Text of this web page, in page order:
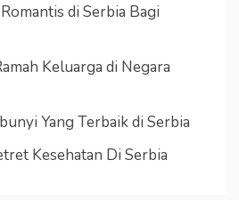
di Serbia Bagi
Keluarga di Negara
Yang Terbaik di Serbia
Kesehatan Di Serbia